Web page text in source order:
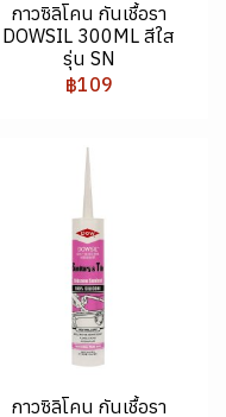
กาวซิลิโคน กันเชื้อรา
DOWSIL 300ML สีใส
รุ่น SN
฿109
กาวซิลิโคน กันเชื้อรา